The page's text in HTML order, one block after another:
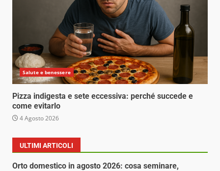
Salute e benessere
Pizza indigesta e sete eccessiva: perché succede e
come evitarlo
4 Agosto 2026
ULTIMI ARTICOLI
Orto domestico in agosto 2026: cosa seminare,